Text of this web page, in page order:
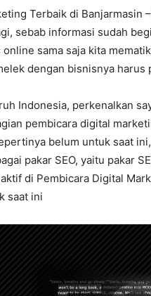
Terbaik di Banjarmasin
sebab informasi sudah
sama saja kita
dengan bisnisnya
Indonesia, perkenalkan
pembicara digital
belum untuk saat
pakar SEO, yaitu pakar
di Pembicara Digital
saat ini